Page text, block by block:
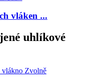
vláken ...
uhlíkové